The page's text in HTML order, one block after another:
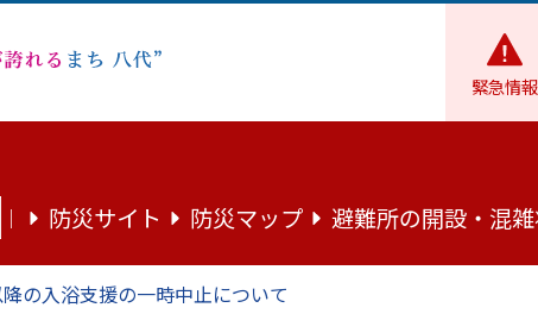
緊急情報
防災サイト 防災マップ 避難所の開設・混
の入浴支援の一時中止について